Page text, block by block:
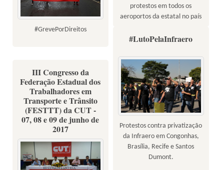
protestos em todos os
aeroportos da estatal no país
#GrevePorDireitos
#LutoPelaInfraero
Protestos contra privatização
da Infraero em Congonhas,
Brasília, Recife e Santos
Dumont.
III Congresso da
Federação Estadual dos
Trabalhadores em
Transporte e Trânsito
(FESTTT) da CUT -
07, 08 e 09 de junho de
2017